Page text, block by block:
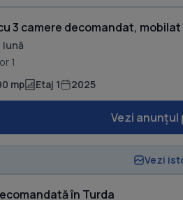
3 camere decomandat, mobilat
lună
1
mp Etaj 1 2025
Vezi anunțul
Vezi
în Turda